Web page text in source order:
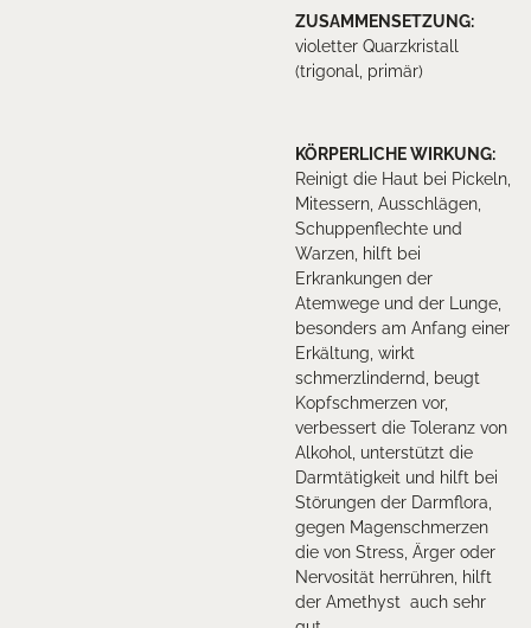
ZUSAMMENSETZUNG:
violetter Quarzkristall
(trigonal, primär)
KÖRPERLICHE WIRKUNG:
Reinigt die Haut bei Pickeln,
Mitessern, Ausschlägen,
Schuppenflechte und
Warzen, hilft bei
Erkrankungen der
Atemwege und der Lunge,
besonders am Anfang einer
Erkältung, wirkt
schmerzlindernd, beugt
Kopfschmerzen vor,
verbessert die Toleranz von
Alkohol, unterstützt die
Darmtätigkeit und hilft bei
Störungen der Darmflora,
gegen Magenschmerzen
die von Stress, Ärger oder
Nervosität herrühren, hilft
der Amethyst auch sehr